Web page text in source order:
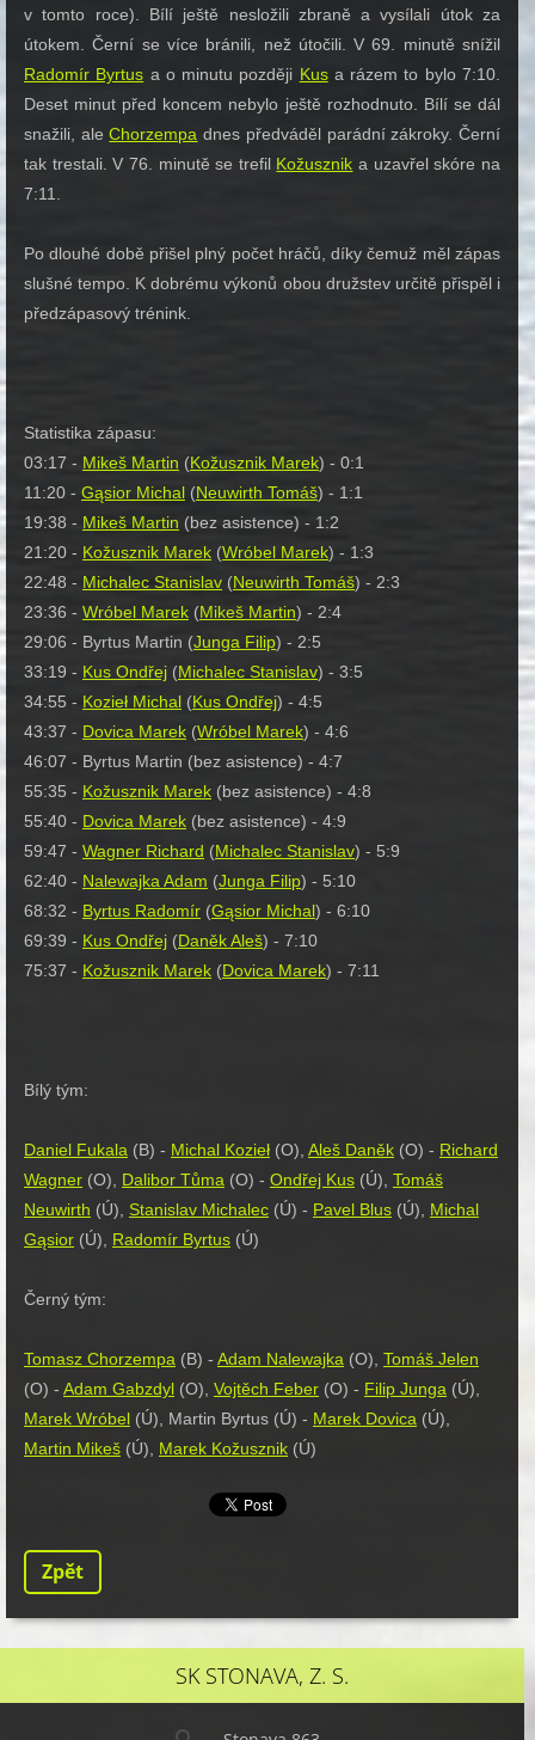
v tomto roce). Bílí ještě nesložili zbraně a vysílali útok za
útokem. Černí se více bránili, než útočili. V 69. minutě snížil
Radomír Byrtus a o minutu později Kusa rázem to bylo 7:10.
Deset minut před koncem nebylo ještě rozhodnuto. Bílí se dál
snažili, aleChorzempa dnes předváděl parádní zákroky. Černí
tak trestali. V 76. minutě se trefil Kožusznik a uzavřel skóre na
7:11.
Po dlouhé době přišel plný počet hráčů, díky čemuž měl zápas
slušné tempo. K dobrému výkonů obou družstev určitě přispěl i
předzápasový trénink.
Statistika zápasu:
03:17 - Mikeš Martin (Kožusznik Marek) - 0:1
11:20 - Gąsior Michal (Neuwirth Tomáš) - 1:1
19:38 - Mikeš Martin (bez asistence) - 1:2
21:20 - Kožusznik Marek (Wróbel Marek) - 1:3
22:48 - Michalec Stanislav (Neuwirth Tomáš) - 2:3
23:36 - Wróbel Marek (Mikeš Martin) - 2:4
29:06 - Byrtus Martin (Junga Filip) - 2:5
33:19 - Kus Ondřej (Michalec Stanislav) - 3:5
34:55 - Kozieł Michal (Kus Ondřej) - 4:5
43:37 - Dovica Marek (Wróbel Marek) - 4:6
46:07 - Byrtus Martin (bez asistence) - 4:7
55:35 - Kožusznik Marek (bez asistence) - 4:8
55:40 - Dovica Marek (bez asistence) - 4:9
59:47 - Wagner Richard (Michalec Stanislav) - 5:9
62:40 - Nalewajka Adam (Junga Filip) - 5:10
68:32 - Byrtus Radomír (Gąsior Michal) - 6:10
69:39 - Kus Ondřej (Daněk Aleš) - 7:10
75:37 - Kožusznik Marek (Dovica Marek) - 7:11
Bílý tým:
Daniel Fukala (B) - Michal Kozieł (O), Aleš Daněk (O) - Richard
Wagner (O), Dalibor Tůma (O) - Ondřej Kus (Ú), Tomáš
Neuwirth (Ú), Stanislav Michalec (Ú) - Pavel Blus (Ú), Michal
Gąsior (Ú), Radomír Byrtus (Ú)
Černý tým:
Tomasz Chorzempa (B) - Adam Nalewajka (O), Tomáš Jelen
(O) - Adam Gabzdyl (O), Vojtěch Feber (O) - Filip Junga (Ú),
Marek Wróbel (Ú), Martin Byrtus (Ú) - Marek Dovica (Ú),
Martin Mikeš (Ú), Marek Kožusznik (Ú)
Zpět
SK STONAVA, Z. S.